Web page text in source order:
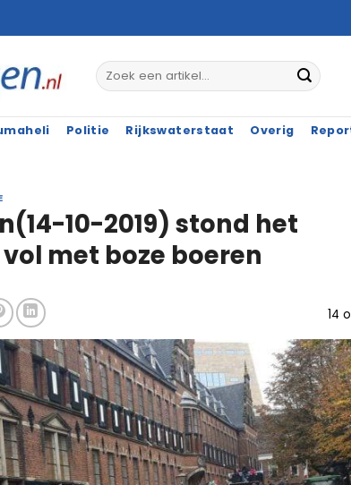
Politie Rijkswaterstaat Overig
10-2019) stond het
met boze boeren
14